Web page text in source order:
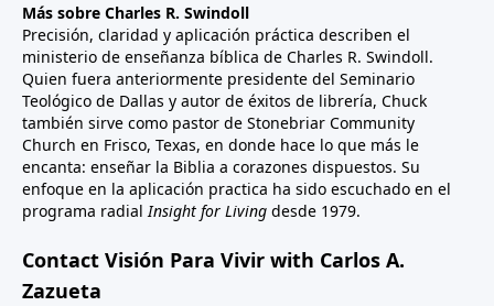
Más sobre Charles R. Swindoll
Precisión, claridad y aplicación práctica describen el
ministerio de enseñanza bíblica de Charles R. Swindoll.
Quien fuera anteriormente presidente del Seminario
Teológico de Dallas y autor de éxitos de librería, Chuck
también sirve como pastor de Stonebriar Community
Church en Frisco, Texas, en donde hace lo que más le
encanta: enseñar la Biblia a corazones dispuestos. Su
enfoque en la aplicación practica ha sido escuchado en el
programa radialInsight for Living desde 1979.
Contact Visión Para Vivir with Carlos A.
Zazueta